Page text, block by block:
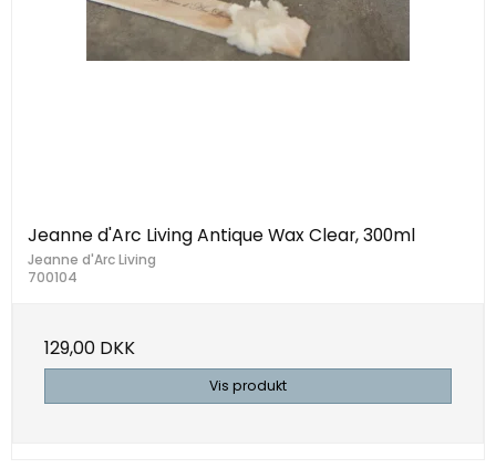
Jeanne d'Arc Living Antique Wax Clear, 300ml
Jeanne d'Arc Living
700104
129,00 DKK
Vis produkt